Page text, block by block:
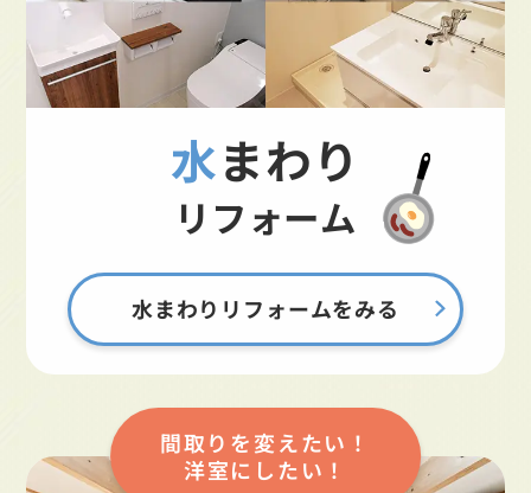
水まわり
リフォーム
水まわりリフォームをみる
間取りを変えたい！
洋室にしたい！